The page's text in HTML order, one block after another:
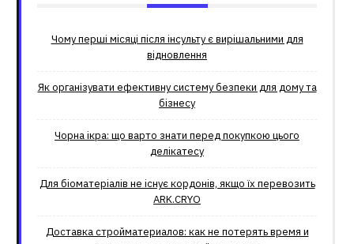
Чому перші місяці після інсульту є вирішальними для
відновлення
Як організувати ефективну систему безпеки для дому та
бізнесу
Чорна ікра: що варто знати перед покупкою цього
делікатесу
Для біоматеріалів не існує кордонів, якщо їх перевозить
ARK.CRYO
Доставка стройматериалов: как не потерять время и